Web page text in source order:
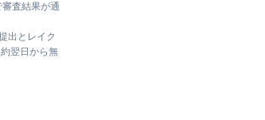
査結果が通
出とレイク
翌日から無